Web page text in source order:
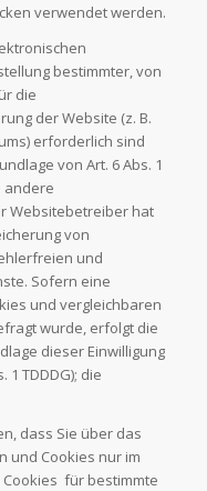
verwendet werden.
bestimmter, von
die
der Website (z. B.
erforderlich sind
von Art. 6 Abs. 1
andere
Websitebetreiber hat
von
und
Sofern eine
und vergleichbaren
wurde, erfolgt die
dieser Einwilligung
1 TDDDG); die
dass Sie über das
und Cookies nur im
für bestimmte